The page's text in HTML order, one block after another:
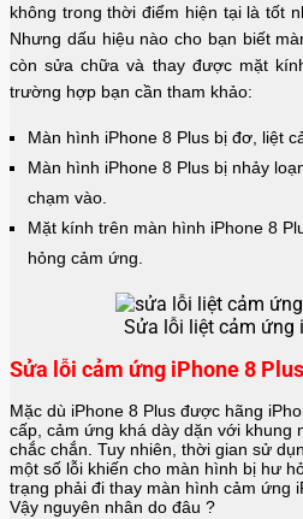
không trong thời điểm hiện tại là tốt
Nhưng dấu hiệu nào cho bạn biết
còn sửa chữa và thay được mặt
trường hợp bạn cần tham khảo:
Màn hình iPhone 8 Plus bị đơ, liệt
Màn hình iPhone 8 Plus bị nhảy
chạm vào.
Mặt kính trên màn hình iPhone 8
hỏng cảm ứng.
Sửa lỗi liệt cảm ứng
Sửa lỗi cảm ứng iPhone 8
Mặc dù iPhone 8 Plus được hãng
cấp, cảm ứng khá dày dặn với khung
chắc chắn. Tuy nhiên, thời gian sử
một số lỗi khiến cho màn hình bị hư
trạng phải đi thay màn hình cảm ứng
Vậy nguyên nhân do đâu ?